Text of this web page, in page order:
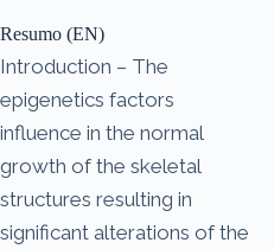
Resumo (EN)
Introduction – The
epigenetics factors
influence in the normal
growth of the skeletal
structures resulting in
significant alterations of the